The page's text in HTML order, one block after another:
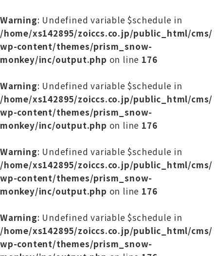
Warning: Undefined variable $schedule in
/home/xs142895/zoiccs.co.jp/public_html/cms/
wp-content/themes/prism_snow-
monkey/inc/output.php on line 176
Warning: Undefined variable $schedule in
/home/xs142895/zoiccs.co.jp/public_html/cms/
wp-content/themes/prism_snow-
monkey/inc/output.php on line 176
Warning: Undefined variable $schedule in
/home/xs142895/zoiccs.co.jp/public_html/cms/
wp-content/themes/prism_snow-
monkey/inc/output.php on line 176
Warning: Undefined variable $schedule in
/home/xs142895/zoiccs.co.jp/public_html/cms/
wp-content/themes/prism_snow-